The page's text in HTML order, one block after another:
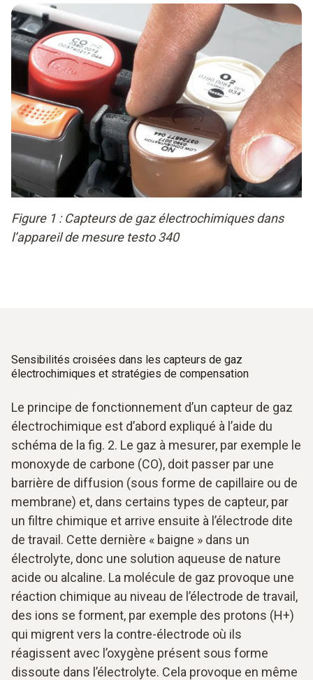
Figure 1 : Capteurs de gaz électrochimiques dans
l’appareil de mesure testo 340
Sensibilités croisées dans les capteurs de gaz
électrochimiques et stratégies de compensation
Le principe de fonctionnement d’un capteur de gaz
électrochimique est d’abord expliqué à l’aide du
schéma de la fig. 2. Le gaz à mesurer, par exemple le
monoxyde de carbone (CO), doit passer par une
barrière de diffusion (sous forme de capillaire ou de
membrane) et, dans certains types de capteur, par
un filtre chimique et arrive ensuite à l’électrode dite
de travail. Cette dernière « baigne » dans un
électrolyte, donc une solution aqueuse de nature
acide ou alcaline. La molécule de gaz provoque une
réaction chimique au niveau de l’électrode de travail,
des ions se forment, par exemple des protons (H+)
qui migrent vers la contre-électrode où ils
réagissent avec l’oxygène présent sous forme
dissoute dans l’électrolyte. Cela provoque en même